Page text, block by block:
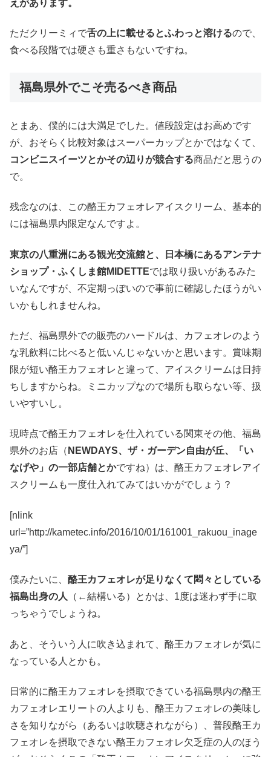
えがあります。
ただクリーミィで舌の上に載せるとふわっと溶けるので、
食べる段階では硬さも重さもないですね。
福島県外でこそ売るべき商品
とまあ、僕的には大満足でした。値段設定はお高めです
が、おそらく比較対象はスーパーカップとかではなくて、
コンビニスイーツとかその辺りが競合する商品だと思うの
で。
残念なのは、この酪王カフェオレアイスクリーム、基本的
には福島県内限定なんですよ。
東京の八重洲にある観光交流館と、日本橋にあるアンテナ
ショップ・ふくしま館MIDETTEでは取り扱いがあるみた
いなんですが、不定期っぽいので事前に確認したほうがい
いかもしれませんね。
ただ、福島県外での販売のハードルは、カフェオレのよう
な乳飲料に比べると低いんじゃないかと思います。賞味期
限が短い酪王カフェオレと違って、アイスクリームは日持
ちしますからね。ミニカップなので場所も取らない等、扱
いやすいし。
現時点で酪王カフェオレを仕入れている関東その他、福島
県外のお店（ NEWDAYS、ザ・ガーデン自由が丘、「い
なげや」の一部店舗とかですね）は、酪王カフェオレアイ
スクリームも一度仕入れてみてはいかがでしょう？
[nlink
url=”http://kametec.info/2016/10/01/161001_rakuou_inage
ya/”]
僕みたいに、 酪王カフェオレが足りなくて悶々としている
福島出身の人
（←結構いる）とかは、1度は迷わず手に取
っちゃうでしょうね。
あと、そういう人に吹き込まれて、酪王カフェオレが気に
なっている人とかも。
日常的に酪王カフェオレを摂取できている福島県内の酪王
カフェオレエリートの人よりも、酪王カフェオレの美味し
さを知りながら（あるいは吹聴されながら）、普段酪王カ
フェオレを摂取できない酪王カフェオレ欠乏症の人のほう